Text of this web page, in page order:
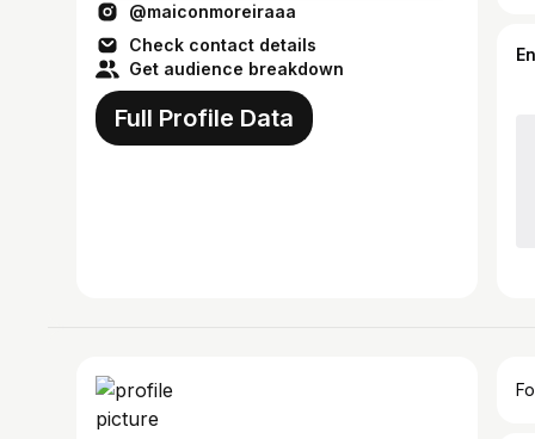
@maiconmoreiraaa
Check contact details
Get audience breakdown
Full Profile Data